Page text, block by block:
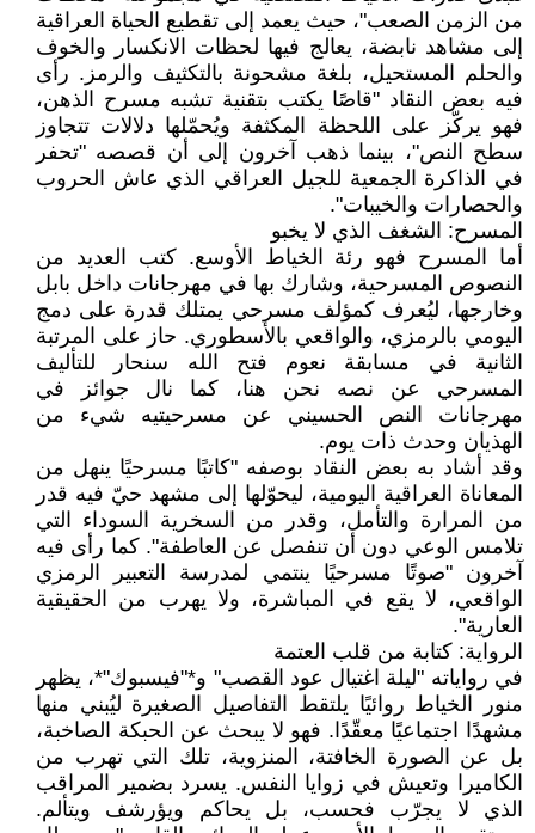
من الزمن الصعب"، حيث يعمد إلى تقطيع الحياة العراقية
إلى مشاهد نابضة، يعالج فيها لحظات الانكسار والخوف
والحلم المستحيل، بلغة مشحونة بالتكثيف والرمز. رأى
فيه بعض النقاد "قاصًا يكتب بتقنية تشبه مسرح الذهن،
فهو يركّز على اللحظة المكثفة ويُحمّلها دلالات تتجاوز
سطح النص"، بينما ذهب آخرون إلى أن قصصه "تحفر
في الذاكرة الجمعية للجيل العراقي الذي عاش الحروب
والحصارات والخيبات".
المسرح: الشغف الذي لا يخبو
أما المسرح فهو رئة الخياط الأوسع. كتب العديد من
النصوص المسرحية، وشارك بها في مهرجانات داخل بابل
وخارجها، ليُعرف كمؤلف مسرحي يمتلك قدرة على دمج
اليومي بالرمزي، والواقعي بالأسطوري. حاز على المرتبة
الثانية في مسابقة نعوم فتح الله سنحار للتأليف
المسرحي عن نصه نحن هنا، كما نال جوائز في
مهرجانات النص الحسيني عن مسرحيتيه شيء من
الهذيان وحدث ذات يوم.
وقد أشاد به بعض النقاد بوصفه "كاتبًا مسرحيًا ينهل من
المعاناة العراقية اليومية، ليحوّلها إلى مشهد حيّ فيه قدر
من المرارة والتأمل، وقدر من السخرية السوداء التي
تلامس الوعي دون أن تنفصل عن العاطفة". كما رأى فيه
آخرون "صوتًا مسرحيًا ينتمي لمدرسة التعبير الرمزي
الواقعي، لا يقع في المباشرة، ولا يهرب من الحقيقية
العارية".
الرواية: كتابة من قلب العتمة
في رواياته "ليلة اغتيال عود القصب" و*"فيسبوك"*، يظهر
منور الخياط روائيًا يلتقط التفاصيل الصغيرة ليُبني منها
مشهدًا اجتماعيًا معقّدًا. فهو لا يبحث عن الحبكة الصاخبة،
بل عن الصورة الخافتة، المنزوية، تلك التي تهرب من
الكاميرا وتعيش في زوايا النفس. يسرد بضمير المراقب
الذي لا يجرّب فحسب، بل يحاكم ويؤرشف ويتألم.